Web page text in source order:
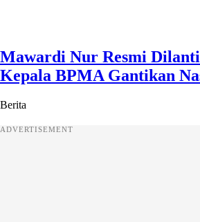
Mawardi Nur Resmi
Kepala BPMA Gantikan
Berita
ADVERTISEMENT